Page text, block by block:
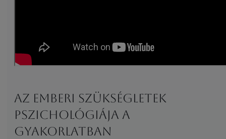
Az Emberi Szükségletek
Pszichológiája a
gyakorlatban